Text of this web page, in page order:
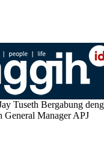
Tuseth Bergabung
General Manager APJ